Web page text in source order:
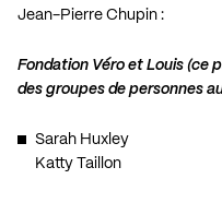
Jean-Pierre Chupin :
Fondation Véro et Louis (ce
des groupes de personnes
Sarah Huxley
Katty Taillon